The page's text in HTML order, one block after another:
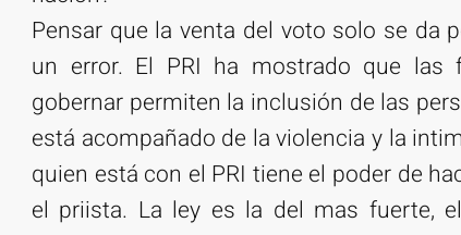
Pensar que la venta del voto solo se da
un error. El PRI ha mostrado que las
gobernar permiten la inclusión de las
está acompañado de la violencia y la
quien está con el PRI tiene el poder de
el priista. La ley es la del mas fuerte,